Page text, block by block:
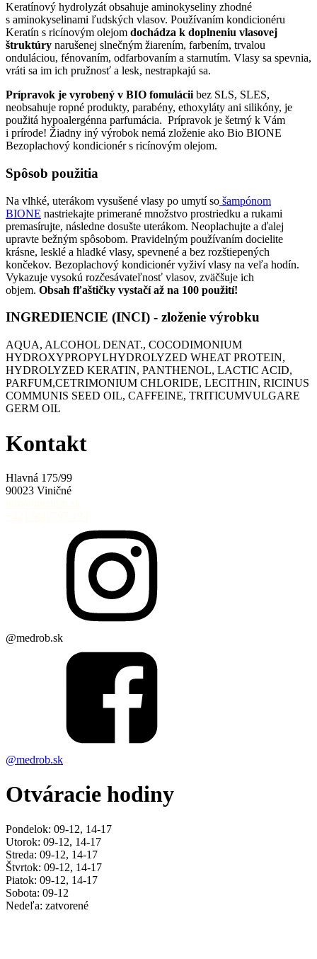
Keratínový hydrolyzát obsahuje aminokyseliny zhodné
s aminokyselinami ľudských vlasov. Používaním kondicionéru
Keratín s ricínovým olejom dochádza k doplneniu vlasovej
štruktúry narušenej slnečným žiarením, farbením, trvalou
onduláciou, fénovaním, odfarbovaním a starnutím. Vlasy sa spevnia,
vráti sa im ich pružnosť a lesk, nestrapkajú sa.
Prípravok je vyrobený v BIO fomulácii bez SLS, SLES,
neobsahuje ropné produkty, parabény, ethoxyláty ani silikóny, je
použitá hypoalergénna parfumácia. Prípravok je šetrný k Vám
i prírode! Žiadny iný výrobok nemá zloženie ako Bio BIONE
Bezoplachový kondicionér s ricínovým olejom.
Spôsob použitia
Na vlhké, uterákom vysušené vlasy po umytí so šampónom
BIONE nastriekajte primerané množstvo prostriedku a rukami
premasírujte, následne dosušte uterákom. Neoplachujte a ďalej
upravte bežným spôsobom. Pravidelným používaním docielite
krásne, lesklé a hladké vlasy, spevnené a bez rozštiepených
končekov. Bezoplachový kondicionér vyživí vlasy na veľa hodín.
Vykazuje vysokú rozčesávateľnosť vlasov, zväčšuje ich
objem. Obsah fľaštičky vystačí až na 100 použití!
INGREDIENCIE (INCI) - zloženie výrobku
AQUA, ALCOHOL DENAT., COCODIMONIUM
HYDROXYPROPYLHYDROLYZED WHEAT PROTEIN,
HYDROLYZED KERATIN, PANTHENOL, LACTIC ACID,
PARFUM,CETRIMONIUM CHLORIDE, LECITHIN, RICINUS
COMMUNIS SEED OIL, CAFFEINE, TRITICUMVULGARE
GERM OIL
Kontakt
Hlavná 175/99
90023 Viničné
@medrob.sk
@medrob.sk
Otváracie hodiny
Pondelok: 09-12, 14-17
Utorok: 09-12, 14-17
Streda: 09-12, 14-17
Štvrtok: 09-12, 14-17
Piatok: 09-12, 14-17
Sobota: 09-12
Nedeľa: zatvorené